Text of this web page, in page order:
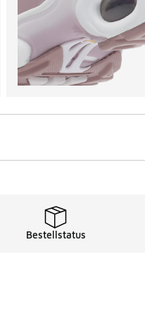
Bestellstatus